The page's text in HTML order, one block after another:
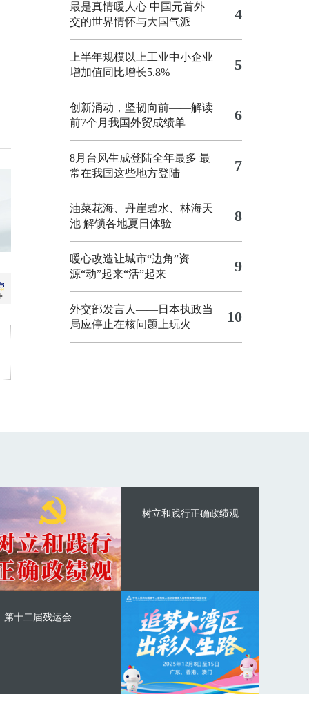
最是真情暖人心 中国元首外
交的世界情怀与大国气派
4
上半年规模以上工业中小企业
增加值同比增长5.8%
5
创新涌动，坚韧向前——解读
前7个月我国外贸成绩单
6
8月台风生成登陆全年最多 最
常在我国这些地方登陆
7
油菜花海、丹崖碧水、林海天
池 解锁各地夏日体验
8
暖心改造让城市“边角”资
源“动”起来“活”起来
9
外交部发言人——日本执政当
局应停止在核问题上玩火
10
树立和践行正确政绩观
第十二届残运会